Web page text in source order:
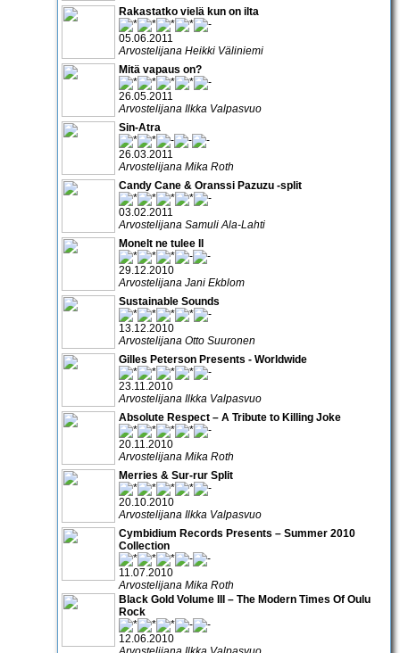
Rakastatko vielä kun on ilta
05.06.2011
Arvostelijana Heikki Väliniemi
Mitä vapaus on?
26.05.2011
Arvostelijana Ilkka Valpasvuo
Sin-Atra
26.03.2011
Arvostelijana Mika Roth
Candy Cane & Oranssi Pazuzu -split
03.02.2011
Arvostelijana Samuli Ala-Lahti
Monelt ne tulee II
29.12.2010
Arvostelijana Jani Ekblom
Sustainable Sounds
13.12.2010
Arvostelijana Otto Suuronen
Gilles Peterson Presents - Worldwide
23.11.2010
Arvostelijana Ilkka Valpasvuo
Absolute Respect – A Tribute to Killing Joke
20.11.2010
Arvostelijana Mika Roth
Merries & Sur-rur Split
20.10.2010
Arvostelijana Ilkka Valpasvuo
Cymbidium Records Presents – Summer 2010
Collection
11.07.2010
Arvostelijana Mika Roth
Black Gold Volume III – The Modern Times Of Oulu
Rock
12.06.2010